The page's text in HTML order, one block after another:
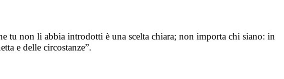
tu non li abbia introdotti è una scelta chiara; non importa chi siano: in
e delle circostanze”.